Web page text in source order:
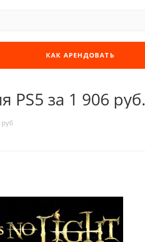
КАК АРЕНДОВАТЬ
PS5 за 1 906 руб.
руб